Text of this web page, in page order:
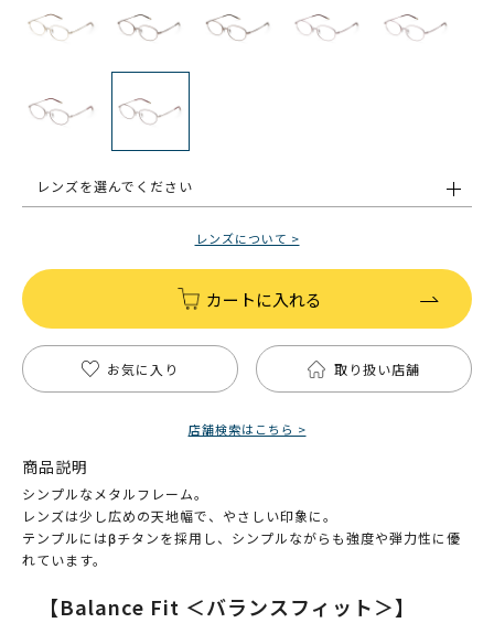
レンズを選んでください
レンズについて >
カートに入れる
お気に入り 取り扱い店舗
店舗検索はこちら >
商品説明
シンプルなメタルフレーム。
レンズは少し広めの天地幅で、やさしい印象に。
テンプルにはβチタンを採用し、シンプルながらも強度や弾力性に優
れています。
【Balance Fit ＜バランスフィット＞】